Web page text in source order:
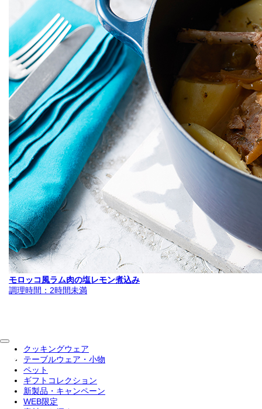
モロッコ風ラム肉の塩レモン煮込み
調理時間：2時間未満
クッキングウェア
テーブルウェア・小物
ペット
ギフトコレクション
新製品・キャンペーン
WEB限定